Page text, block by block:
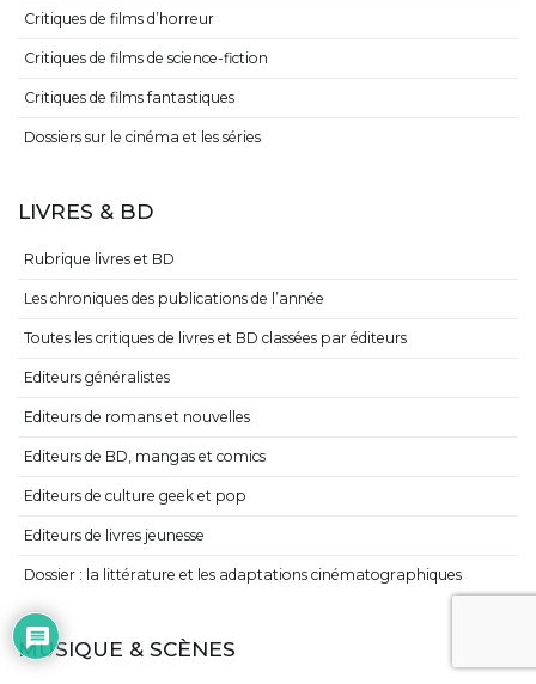
Critiques de films d’horreur
Critiques de films de science-fiction
Critiques de films fantastiques
Dossiers sur le cinéma et les séries
LIVRES & BD
Rubrique livres et BD
Les chroniques des publications de l’année
Toutes les critiques de livres et BD classées par éditeurs
Editeurs généralistes
Editeurs de romans et nouvelles
Editeurs de BD, mangas et comics
Editeurs de culture geek et pop
Editeurs de livres jeunesse
Dossier : la littérature et les adaptations cinématographiques
MUSIQUE & SCÈNES